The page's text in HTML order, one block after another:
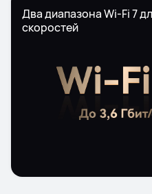
Два диапазона Wi-Fi 7
скоростей